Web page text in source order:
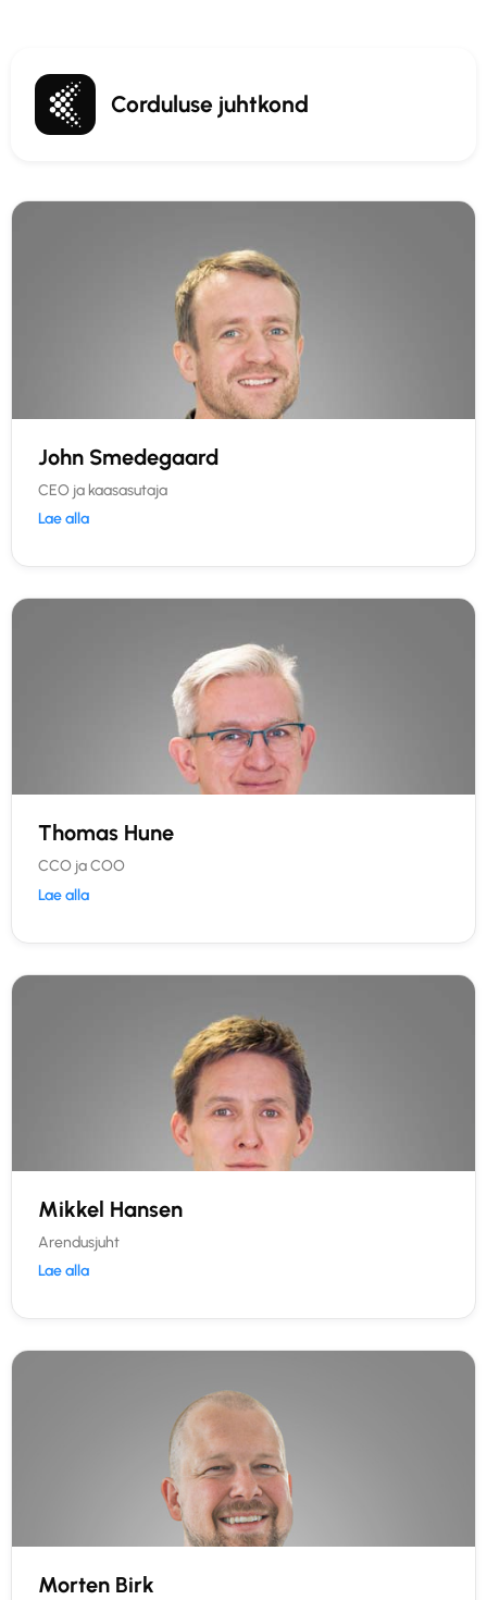
Corduluse juhtkond
John Smedegaard
CEO ja kaasasutaja
Lae alla
Thomas Hune
CCO ja COO
Lae alla
Mikkel Hansen
Arendusjuht
Lae alla
Morten Birk